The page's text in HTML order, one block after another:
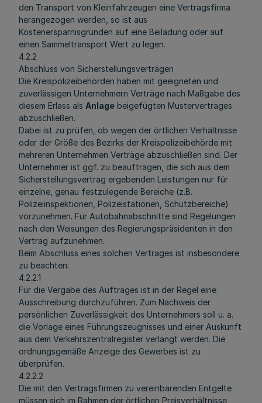
den Transport von Kleinfahrzeugen eine Vertragsfirma
herangezogen werden, so ist aus
Kostenersparnisgründen auf eine Beiladung oder auf
einen Sammeltransport Wert zu legen.
4.2.2
Abschluss von Sicherstellungsverträgen
Die Kreispolizeibehörden haben mit geeigneten und
zuverlässigen Unternehmern Verträge nach Maßgabe des
diesem Erlass als Anlage beigefügten Mustervertrages
abzuschließen.
Dabei ist zu prüfen, ob wegen der örtlichen Verhältnisse
oder der Größe des Bezirks der Kreispolizeibehörde mit
mehreren Unternehmen Verträge abzuschließen sind. Der
Unternehmer ist ggf. zu beauftragen, die sich aus dem
Sicherstellungsvertrag ergebenden Leistungen nur für
einzelne, genau festzulegende Bereiche (z.B.
Polizeiinspektionen, Polizeistationen, Schutzbereiche)
vorzunehmen. Für Autobahnabschnitte sind Regelungen
nach den Weisungen des Regierungspräsidenten in den
Vertrag aufzunehmen.
Beim Abschluss eines solchen Vertrages ist insbesondere
zu beachten:
4.2.2.1
Für die Vergabe des Auftrages ist in der Regel eine
Ausschreibung durchzuführen. Zum Nachweis der
persönlichen Zuverlässigkeit des Unternehmers soll u. a.
die Vorlage eines Führungszeugnisses und einer Auskunft
aus dem Verkehrszentralregister verlangt werden. Die
ordnungsgemäße Anzeige des Gewerbes ist zu
überprüfen.
4.2.2.2
Die mit den Vertragsfirmen zu vereinbarenden Entgelte
müssen sich im Rahmen der örtlichen Preisverhältnisse